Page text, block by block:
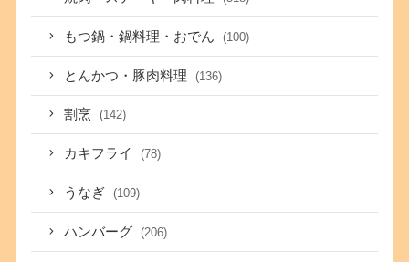
もつ鍋・鍋料理・おでん (100)
とんかつ・豚肉料理 (136)
割烹 (142)
カキフライ (78)
うなぎ (109)
ハンバーグ (206)